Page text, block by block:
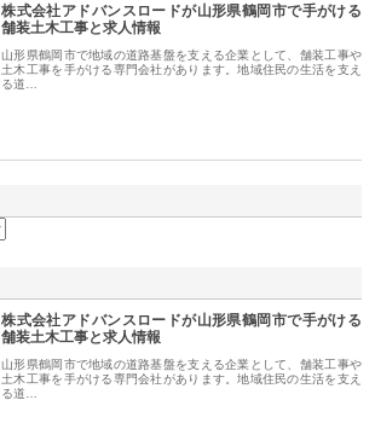
株式会社アドバンスロードが山形県鶴岡市で手がける
舗装土木工事と求人情報
山形県鶴岡市で地域の道路基盤を支える企業として、舗装工事や
土木工事を手がける専門会社があります。地域住民の生活を支え
る道…
株式会社アドバンスロードが山形県鶴岡市で手がける
舗装土木工事と求人情報
山形県鶴岡市で地域の道路基盤を支える企業として、舗装工事や
土木工事を手がける専門会社があります。地域住民の生活を支え
る道…